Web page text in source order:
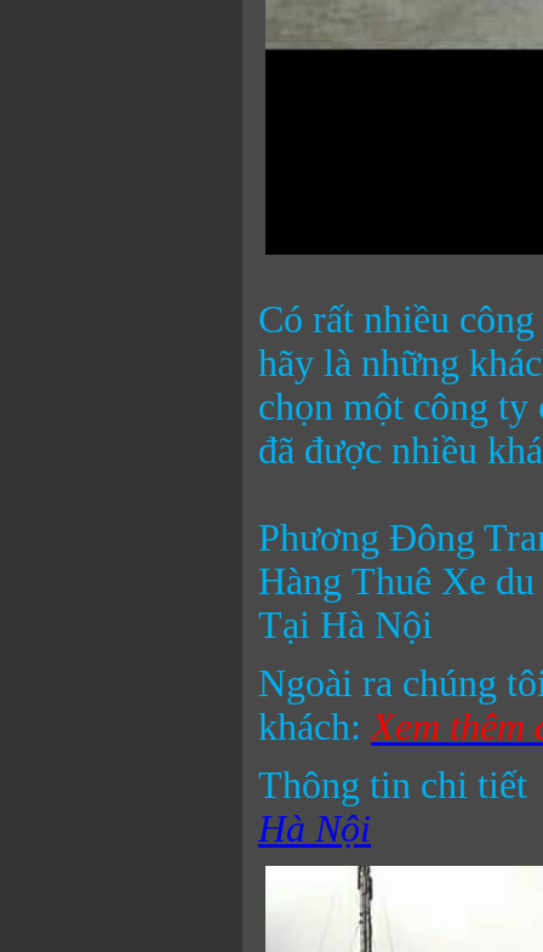
Có rất nhiều
hãy là những
chọn một công ty
đã được nhiều
Phương Đông
Hàng Thuê Xe
Tại Hà Nội
Ngoài ra chúng
khách:Xem thêm
Thông tin chi
Hà Nội